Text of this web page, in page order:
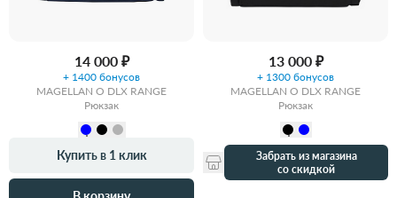
14 000 ₽
+ 1400 бонусов
MAGELLAN O DLX RANGE
Рюкзак
Купить в 1 клик
13 000 ₽
+ 1300 бонусов
MAGELLAN O DLX RANGE
Рюкзак
Забрать из магазина
со скидкой